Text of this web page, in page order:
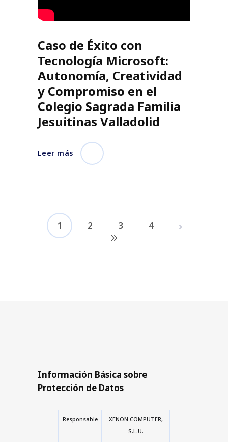
Caso de Éxito con
Tecnología Microsoft:
Autonomía, Creatividad
y Compromiso en el
Colegio Sagrada Familia
Jesuitinas Valladolid
Leer más
1 2 3 4
Información Básica sobre
Protección de Datos
Responsable
XENON COMPUTER,
S.L.U.